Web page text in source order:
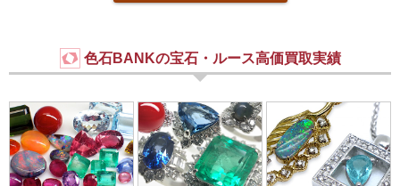
色石BANKの宝石・ルース高価買取実績